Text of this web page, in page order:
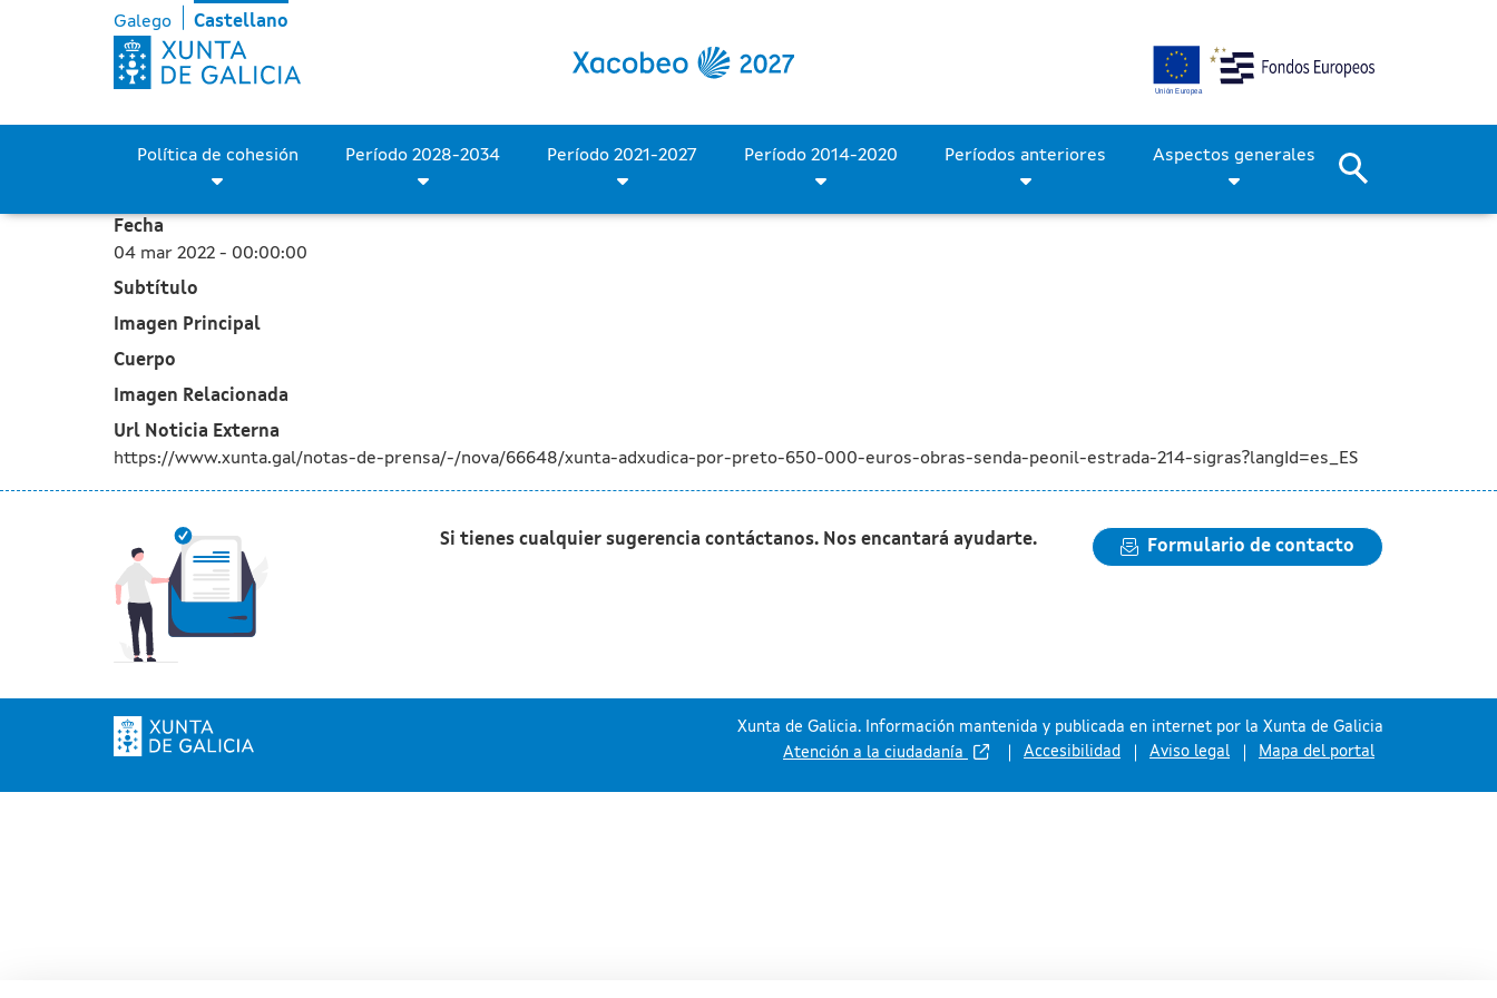
La Xunta adjudica por cerca de 650.000 euros las obras de la senda
Saltar al contenido principal
Galego Castellano
Fecha
04 mar 2022 - 00:00:00
Subtítulo
Imagen Principal
Cuerpo
Imagen Relacionada
Url Noticia Externa
https://www.xunta.gal/notas-de-prensa/-/nova/66648/xunta-adxudica-por-preto-650-000-euros-obras-senda-peonil-estrada-214-sigras?langId=es_ES
Si tienes cualquier sugerencia contáctanos. Nos encantará ayudarte. Formulario de contacto
Xunta de Galicia. Información mantenida y publicada en internet por la Xunta de Galicia
Atención a la ciudadanía
Accesibilidad Aviso legal Mapa del portal